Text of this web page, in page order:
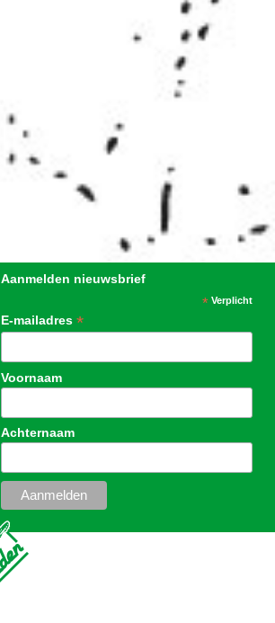
Aanmelden nieuwsbrief
*Verplicht
E-mailadres*
Voornaam
Achternaam